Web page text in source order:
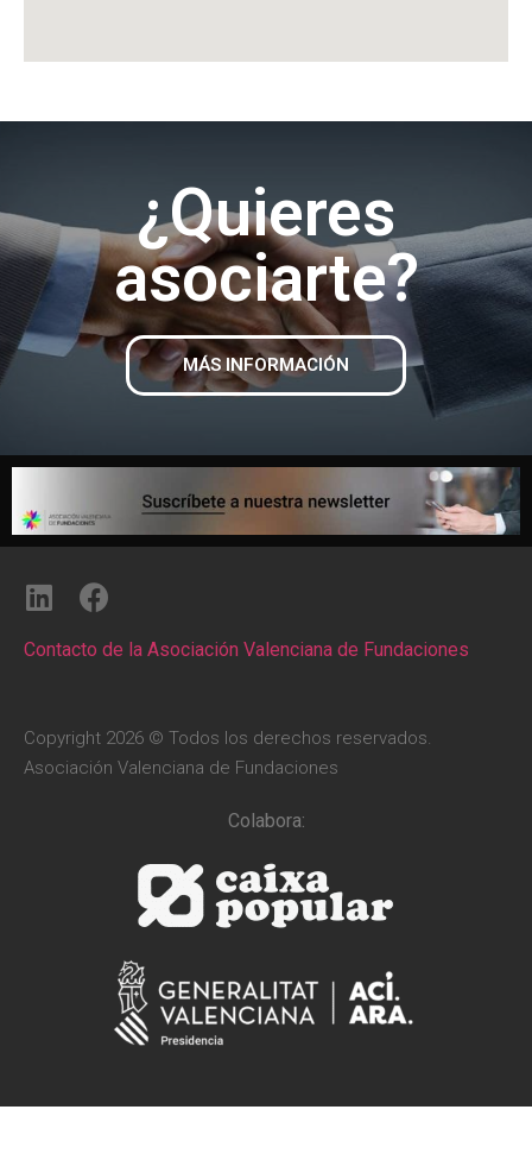
¿Quieres
asociarte?
MÁS INFORMACIÓN
Contacto de la Asociación Valenciana de Fundaciones
Copyright 2026 © Todos los derechos reservados.
Asociación Valenciana de Fundaciones
Colabora: